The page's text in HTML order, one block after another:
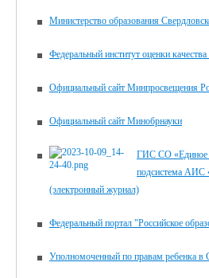
Министерство образования
Федеральный институт оценки
Официальный сайт Минпросвещения
Официальный сайт Минобрнауки
ГИС СО «Единое
подсистема АИС
(электронный журнал)
Федеральный портал "Российское
Уполномоченный по правам ребенка в